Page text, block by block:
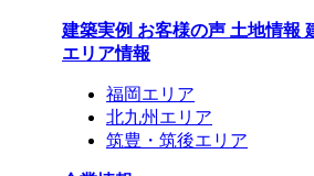
建築実例 お客様の声 土地情報
エリア情報
福岡エリア
北九州エリア
筑豊・筑後エリア